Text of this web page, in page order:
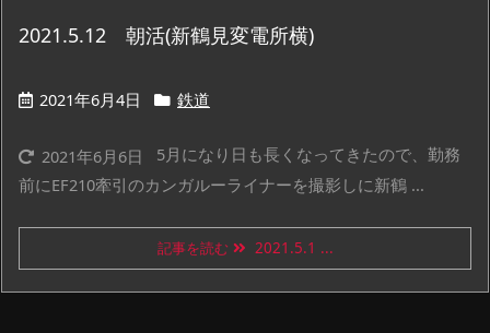
2021.5.12 朝活(新鶴見変電所横)
2021年6月4日 鉄道
2021年6月6日
5月になり日も長くなってきたので、勤務
前にEF210牽引のカンガルーライナーを撮影しに新鶴 ...
記事を読む 2021.5.1 ...